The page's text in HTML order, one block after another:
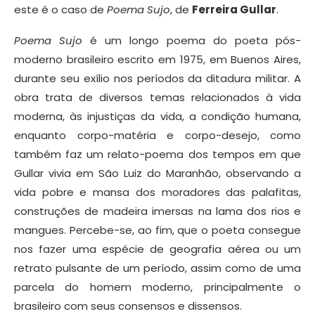
este é o caso de Poema Sujo, de Ferreira Gullar.
Poema Sujo é um longo poema do poeta pós-
moderno brasileiro escrito em 1975, em Buenos Aires,
durante seu exílio nos períodos da ditadura militar. A
obra trata de diversos temas relacionados à vida
moderna, às injustiças da vida, a condição humana,
enquanto corpo-matéria e corpo-desejo, como
também faz um relato-poema dos tempos em que
Gullar vivia em São Luiz do Maranhão, observando a
vida pobre e mansa dos moradores das palafitas,
construções de madeira imersas na lama dos rios e
mangues. Percebe-se, ao fim, que o poeta consegue
nos fazer uma espécie de geografia aérea ou um
retrato pulsante de um período, assim como de uma
parcela do homem moderno, principalmente o
brasileiro com seus consensos e dissensos.